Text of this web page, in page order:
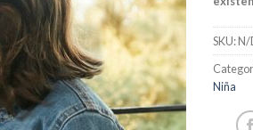
SKU:N/
Niña